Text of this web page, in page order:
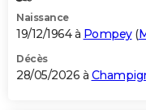
Naissance
19/12/1964 à Pompey(
Décès
28/05/2026 à